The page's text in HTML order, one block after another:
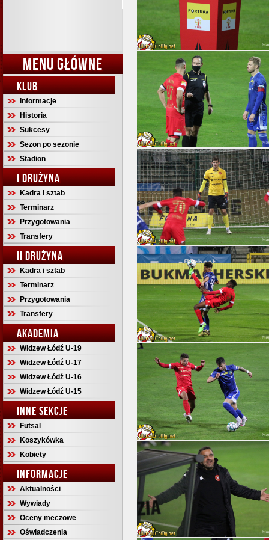
MENU GŁÓWNE
KLUB
Informacje
Historia
Sukcesy
Sezon po sezonie
Stadion
I DRUŻYNA
Kadra i sztab
Terminarz
Przygotowania
Transfery
II DRUŻYNA
Kadra i sztab
Terminarz
Przygotowania
Transfery
AKADEMIA
Widzew Łódź U-19
Widzew Łódź U-17
Widzew Łódź U-16
Widzew Łódź U-15
INNE SEKCJE
Futsal
Koszykówka
Kobiety
INFORMACJE
Aktualności
Wywiady
Oceny meczowe
Oświadczenia